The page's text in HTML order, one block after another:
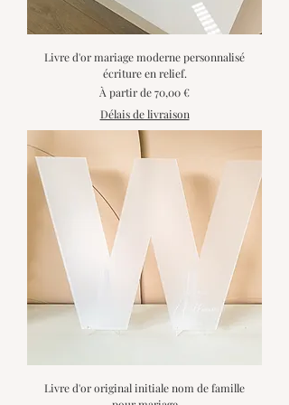
Livre d'or mariage moderne personnalisé
écriture en relief.
À partir de70,00 €
Prix promotionnel
Délais de livraison
Livre d'or original initiale nom de famille